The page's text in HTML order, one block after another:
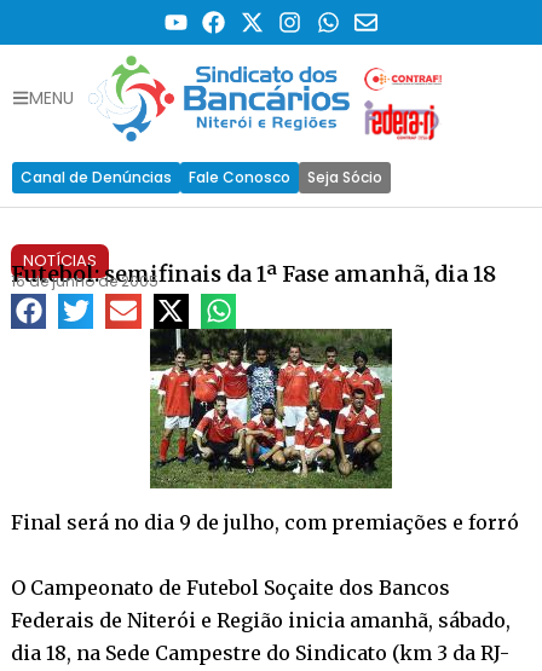
MENU
Canal de Denúncias Fale Conosco Seja Sócio
NOTÍCIAS
Futebol: semifinais da 1ª Fase amanhã, dia 18
16 de junho de 2005
Final será no dia 9 de julho, com premiações e forró
O Campeonato de Futebol Soçaite dos Bancos
Federais de Niterói e Região inicia amanhã, sábado,
dia 18, na Sede Campestre do Sindicato (km 3 da RJ-